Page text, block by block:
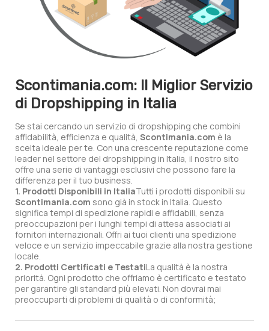
Scontimania.com: Il Miglior Servizio
di Dropshipping in Italia
Se stai cercando un servizio di dropshipping che combini
affidabilità, efficienza e qualità, Scontimania.com è la
scelta ideale per te. Con una crescente reputazione come
leader nel settore del dropshipping in Italia, il nostro sito
offre una serie di vantaggi esclusivi che possono fare la
differenza per il tuo business.
1. Prodotti Disponibili in ItaliaTutti i prodotti disponibili su
Scontimania.com sono già in stock in Italia. Questo
significa tempi di spedizione rapidi e affidabili, senza
preoccupazioni per i lunghi tempi di attesa associati ai
fornitori internazionali. Offri ai tuoi clienti una spedizione
veloce e un servizio impeccabile grazie alla nostra gestione
locale.
2. Prodotti Certificati e TestatiLa qualità è la nostra
priorità. Ogni prodotto che offriamo è certificato e testato
per garantire gli standard più elevati. Non dovrai mai
preoccuparti di problemi di qualità o di conformità;